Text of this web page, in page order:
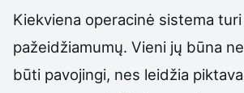
Kiekviena operacinė sistema turi
pažeidžiamumų. Vieni jų būna
būti pavojingi, nes leidžia